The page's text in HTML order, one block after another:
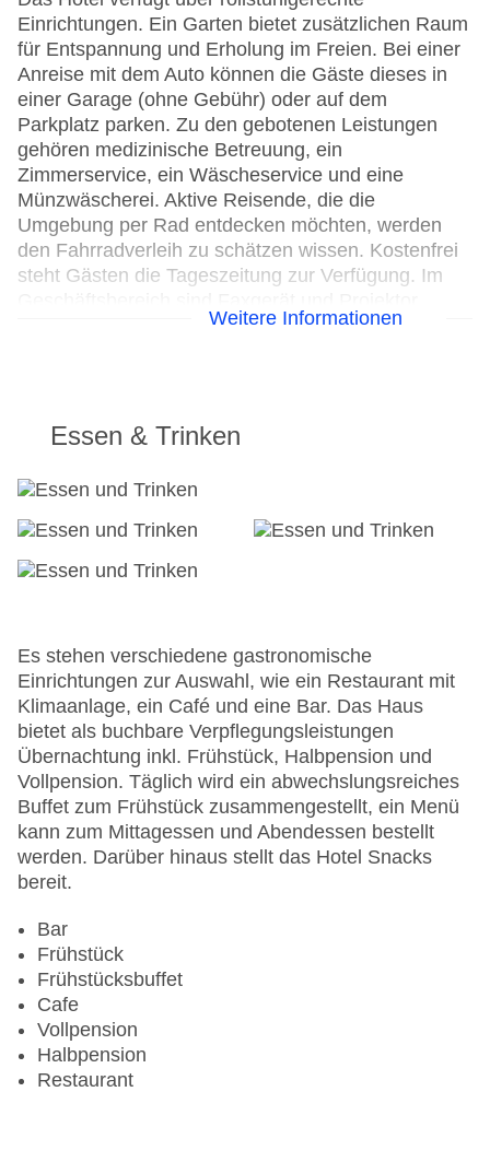
Einrichtungen. Ein Garten bietet zusätzlichen Raum
für Entspannung und Erholung im Freien. Bei einer
Anreise mit dem Auto können die Gäste dieses in
einer Garage (ohne Gebühr) oder auf dem
Parkplatz parken. Zu den gebotenen Leistungen
gehören medizinische Betreuung, ein
Zimmerservice, ein Wäscheservice und eine
Münzwäscherei. Aktive Reisende, die die
Umgebung per Rad entdecken möchten, werden
den Fahrradverleih zu schätzen wissen. Kostenfrei
steht Gästen die Tageszeitung zur Verfügung. Im
Check-in von: 15:00:00
Check-out bis: 12:00:00
Garage
Hoteleröffnung: 2001
WLAN/WiFi im Hotel
Anzahl der Aufzüge: 1
Haustiere: gegen Gebühr
Haustiere auf Anfrage: gegen Gebühr
Zimmerservice
Gesamtanzahl der Stockwerke: 3
Gesamtanzahl der Zimmer: 84
Zahlungsarten: American Express, Diners Club,
EC Maestro, Mastercard, Visa
Landeskategorie: 3 Sterne
Weitere Informationen
Essen & Trinken
Es stehen verschiedene gastronomische
Einrichtungen zur Auswahl, wie ein Restaurant mit
Klimaanlage, ein Café und eine Bar. Das Haus
bietet als buchbare Verpflegungsleistungen
Übernachtung inkl. Frühstück, Halbpension und
Vollpension. Täglich wird ein abwechslungsreiches
Buffet zum Frühstück zusammengestellt, ein Menü
kann zum Mittagessen und Abendessen bestellt
werden. Darüber hinaus stellt das Hotel Snacks
bereit.
Bar
Frühstück
Frühstücksbuffet
Cafe
Vollpension
Halbpension
Restaurant